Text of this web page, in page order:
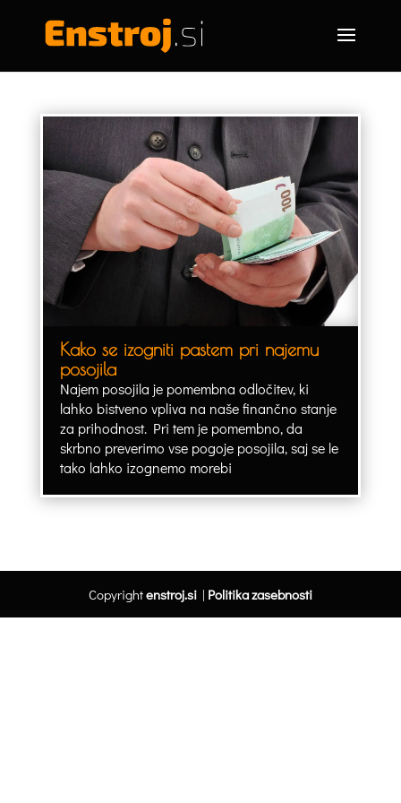
Kako se izogniti pastem pri najemu
posojila
Najem posojila je pomembna odločitev, ki
lahko bistveno vpliva na naše finančno stanje
za prihodnost. Pri tem je pomembno, da
skrbno preverimo vse pogoje posojila, saj se le
tako lahko izognemo morebi
Copyrightenstroj.si| Politika zasebnosti